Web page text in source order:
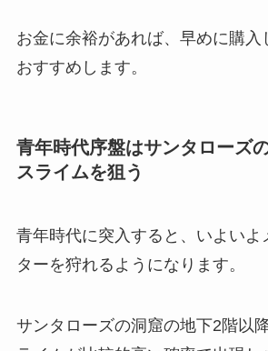
お金に余裕があれば、早めに購入
おすすめします。
青年時代序盤はサンタローズ
スライムを狙う
青年時代に突入すると、いよいよ
ターを狩れるようになります。
サンタローズの洞窟の地下2階以